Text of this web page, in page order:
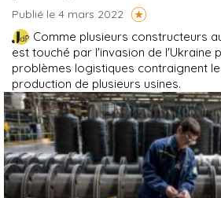
Publié le 4 mars 2022
Comme plusieurs constructeurs
est touché par l'invasion de l'Ukraine
problèmes logistiques contraignent
production de plusieurs usines.